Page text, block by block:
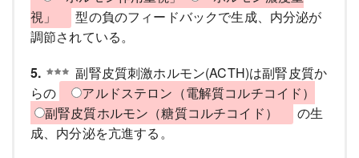
視」
型の負のフィードバックで生成、内分泌が
調節されている。
5.
副腎皮質刺激ホルモン(ACTH)は副腎皮質か
らの
アルドステロン（電解質コルチコイド）
副腎皮質ホルモン（糖質コルチコイド）
の生
成、内分泌を亢進する。